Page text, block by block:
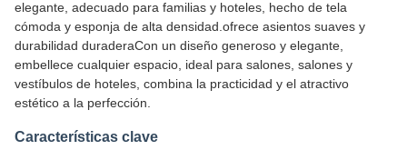
elegante, adecuado para familias y hoteles, hecho de tela
cómoda y esponja de alta densidad.ofrece asientos suaves y
durabilidad duraderaCon un diseño generoso y elegante,
embellece cualquier espacio, ideal para salones, salones y
vestíbulos de hoteles, combina la practicidad y el atractivo
estético a la perfección.
Características clave